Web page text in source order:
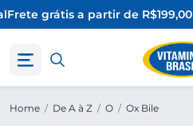
Frete grátis a partir de R$199,00!
Home / De A à Z / O / Ox Bile